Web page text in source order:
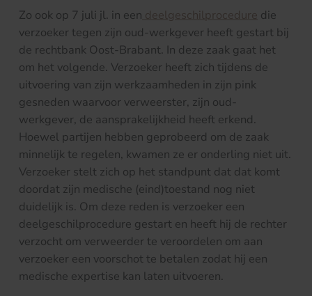
Zo ook op 7 juli jl. in een deelgeschilprocedure die
verzoeker tegen zijn oud-werkgever heeft gestart bij
de rechtbank Oost-Brabant. In deze zaak gaat het
om het volgende. Verzoeker heeft zich tijdens de
uitvoering van zijn werkzaamheden in zijn pink
gesneden waarvoor verweerster, zijn oud-
werkgever, de aansprakelijkheid heeft erkend.
Hoewel partijen hebben geprobeerd om de zaak
minnelijk te regelen, kwamen ze er onderling niet uit.
Verzoeker stelt zich op het standpunt dat dat komt
doordat zijn medische (eind)toestand nog niet
duidelijk is. Om deze reden is verzoeker een
deelgeschilprocedure gestart en heeft hij de rechter
verzocht om verweerder te veroordelen om aan
verzoeker een voorschot te betalen zodat hij een
medische expertise kan laten uitvoeren.